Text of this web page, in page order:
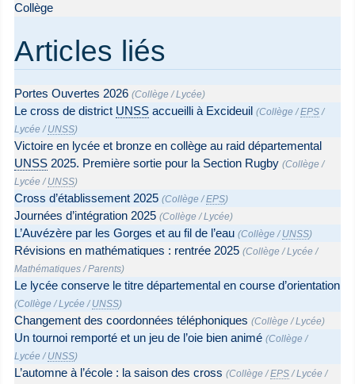
Collège
Articles liés
Portes Ouvertes 2026 (Collège /Lycée)
Le cross de district UNSS accueilli à Excideuil (Collège /EPS /
Lycée / UNSS)
Victoire en lycée et bronze en collège au raid départemental
UNSS 2025. Première sortie pour la Section Rugby (Collège /
Lycée / UNSS)
Cross d’établissement 2025 (Collège /EPS)
Journées d’intégration 2025 (Collège /Lycée)
L’Auvézère par les Gorges et au fil de l’eau (Collège / UNSS)
Révisions en mathématiques : rentrée 2025 (Collège /Lycée /
Mathématiques /Parents)
Le lycée conserve le titre départemental en course d’orientation
(Collège /Lycée / UNSS)
Changement des coordonnées téléphoniques (Collège /Lycée)
Un tournoi remporté et un jeu de l’oie bien animé (Collège /
Lycée / UNSS)
L’automne à l’école : la saison des cross (Collège /EPS /Lycée /